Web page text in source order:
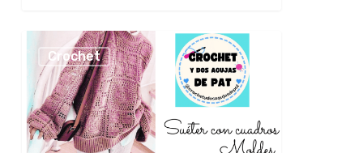
Crochet
con
Cuadros
Crochet